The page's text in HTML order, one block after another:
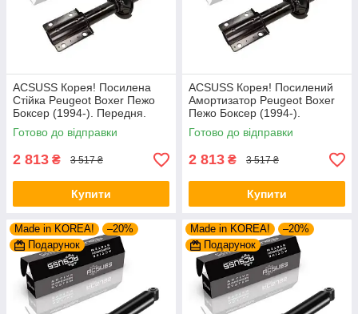
ACSUSS Корея! Посилена
Стійка Peugeot Boxer Пежо
Боксер (1994-). Передня.
Шток 25mm. 280975 , 635853
Готово до відправки
2 813 ₴ 3 517 ₴
Купити
ACSUSS Корея! Посилений
Амортизатор Peugeot Boxer
Пежо Боксер (1994-).
Передній. Шток 25mm.
280975 , 635853
Готово до відправки
2 813 ₴ 3 517 ₴
Купити
Made in KOREA!
–20%
Подарунок
Made in KOREA!
–20%
Подарунок